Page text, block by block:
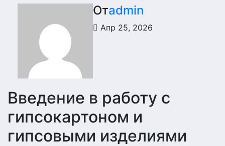
Отadmin
Апр 25, 2026
Введение в работу с
гипсокартоном и
гипсовыми изделиями